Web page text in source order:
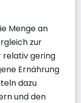
Menge an
zur
relativ gering
Ernährung
dazu
und den